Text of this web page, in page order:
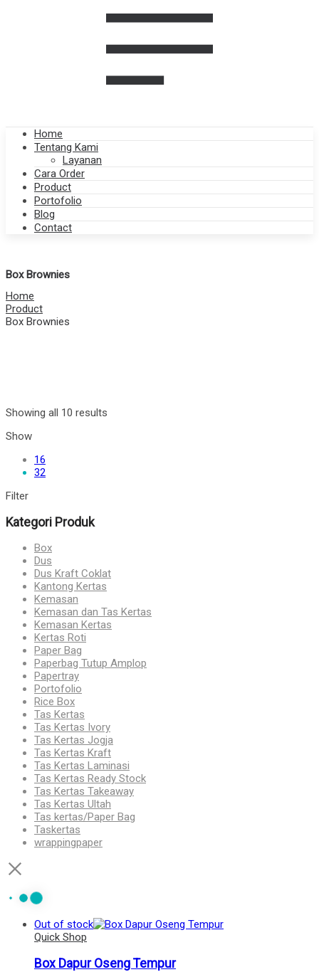
Home
Tentang Kami
Layanan
Cara Order
Product
Portofolio
Blog
Contact
Box Brownies
Home
Product
Box Brownies
Showing all 10 results
Show
16
32
Filter
Kategori Produk
Box
Dus
Dus Kraft Coklat
Kantong Kertas
Kemasan
Kemasan dan Tas Kertas
Kemasan Kertas
Kertas Roti
Paper Bag
Paperbag Tutup Amplop
Papertray
Portofolio
Rice Box
Tas Kertas
Tas Kertas Ivory
Tas Kertas Jogja
Tas Kertas Kraft
Tas Kertas Laminasi
Tas Kertas Ready Stock
Tas Kertas Takeaway
Tas Kertas Ultah
Tas kertas/Paper Bag
Taskertas
wrappingpaper
Out of stock
Quick Shop
Box Dapur Oseng Tempur